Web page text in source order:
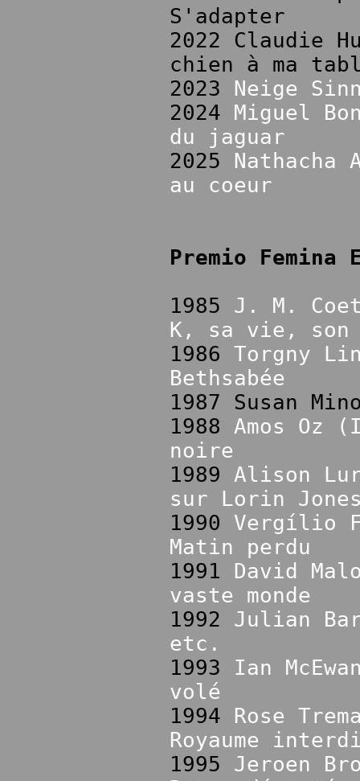
S'adapter
2022 Claudie
chien à ma
2023 Neige
2024 Miguel
du jaguar
2025 Nathacha
au coeur
Premio Femina
1985 J. M.
K, sa vie, son
1986 Torgny
Bethsabée
1987 Susan
1988 Amos Oz
noire
1989 Alison
sur Lorin
1990 Vergílio
Matin perdu
1991 David
vaste monde
1992 Julian
etc.
1993 Ian
volé
1994 Rose
Royaume
1995 Jeroen